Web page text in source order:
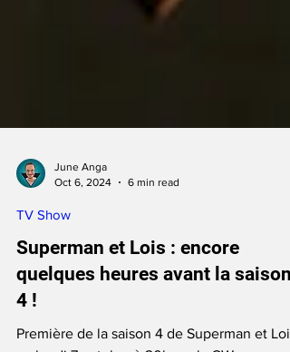
Oct 6, 2024
6 min read
TV Show
Superman et Lois : encore
quelques heures avant la saison